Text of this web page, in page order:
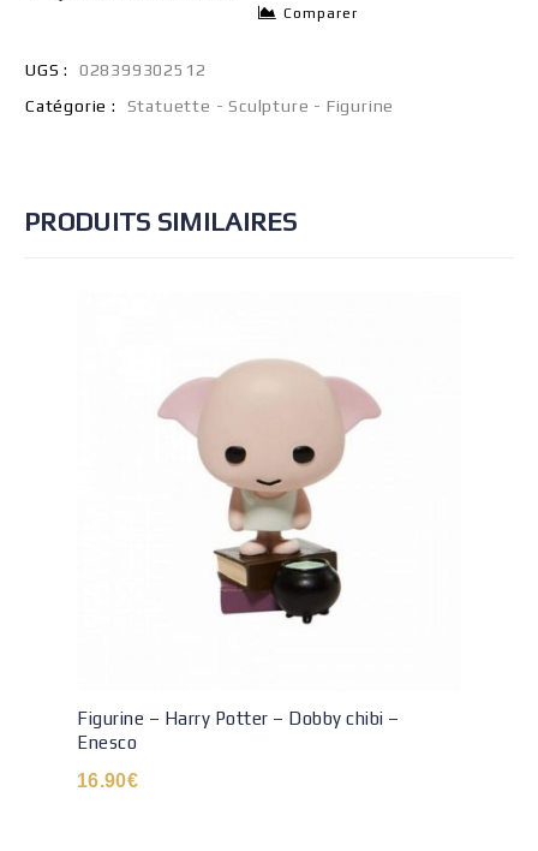
Comparer
UGS :
028399302512
Catégorie :
Statuette - Sculpture - Figurine
PRODUITS SIMILAIRES
Figurine – Harry Potter – Dobby chibi –
Enesco
16.90€